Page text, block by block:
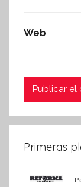
Web
Primeras